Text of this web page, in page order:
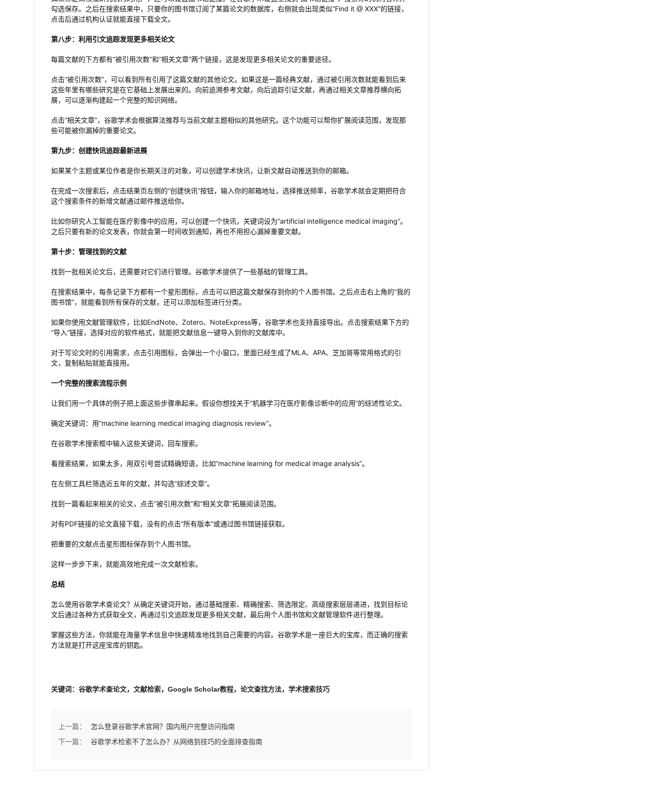
勾选保存。之后在搜索结果中，只要你的图书馆订阅了某篇论文的数据库，右侧就会出现类似“Find it @ XXX”的链接，
点击后通过机构认证就能直接下载全文。
第八步：利用引文追踪发现更多相关论文
每篇文献的下方都有“被引用次数”和“相关文章”两个链接，这是发现更多相关论文的重要途径。
点击“被引用次数”，可以看到所有引用了这篇文献的其他论文。如果这是一篇经典文献，通过被引用次数就能看到后来
这些年里有哪些研究是在它基础上发展出来的。向前追溯参考文献，向后追踪引证文献，再通过相关文章推荐横向拓
展，可以逐渐构建起一个完整的知识网络。
点击“相关文章”，谷歌学术会根据算法推荐与当前文献主题相似的其他研究。这个功能可以帮你扩展阅读范围，发现那
些可能被你漏掉的重要论文。
第九步：创建快讯追踪最新进展
如果某个主题或某位作者是你长期关注的对象，可以创建学术快讯，让新文献自动推送到你的邮箱。
在完成一次搜索后，点击结果页左侧的“创建快讯”按钮，输入你的邮箱地址，选择推送频率，谷歌学术就会定期把符合
这个搜索条件的新增文献通过邮件推送给你。
比如你研究人工智能在医疗影像中的应用，可以创建一个快讯，关键词设为“artificial intelligence medical imaging”。
之后只要有新的论文发表，你就会第一时间收到通知，再也不用担心漏掉重要文献。
第十步：管理找到的文献
找到一批相关论文后，还需要对它们进行管理。谷歌学术提供了一些基础的管理工具。
在搜索结果中，每条记录下方都有一个星形图标，点击可以把这篇文献保存到你的个人图书馆。之后点击右上角的“我的
图书馆”，就能看到所有保存的文献，还可以添加标签进行分类。
如果你使用文献管理软件，比如EndNote、Zotero、NoteExpress等，谷歌学术也支持直接导出。点击搜索结果下方的
“导入”链接，选择对应的软件格式，就能把文献信息一键导入到你的文献库中。
对于写论文时的引用需求，点击引用图标，会弹出一个小窗口，里面已经生成了MLA、APA、芝加哥等常用格式的引
文，复制粘贴就能直接用。
一个完整的搜索流程示例
让我们用一个具体的例子把上面这些步骤串起来。假设你想找关于“机器学习在医疗影像诊断中的应用”的综述性论文。
确定关键词：用“machine learning medical imaging diagnosis review”。
在谷歌学术搜索框中输入这些关键词，回车搜索。
看搜索结果，如果太多，用双引号尝试精确短语，比如“machine learning for medical image analysis”。
在左侧工具栏筛选近五年的文献，并勾选“综述文章”。
找到一篇看起来相关的论文，点击“被引用次数”和“相关文章”拓展阅读范围。
对有PDF链接的论文直接下载，没有的点击“所有版本”或通过图书馆链接获取。
把重要的文献点击星形图标保存到个人图书馆。
这样一步步下来，就能高效地完成一次文献检索。
总结
怎么使用谷歌学术查论文？从确定关键词开始，通过基础搜索、精确搜索、筛选限定、高级搜索层层递进，找到目标论
文后通过各种方式获取全文，再通过引文追踪发现更多相关文献，最后用个人图书馆和文献管理软件进行整理。
掌握这些方法，你就能在海量学术信息中快速精准地找到自己需要的内容。谷歌学术是一座巨大的宝库，而正确的搜索
方法就是打开这座宝库的钥匙。
关键词：谷歌学术查论文，文献检索，Google Scholar教程，论文查找方法，学术搜索技巧
上一篇：
怎么登录谷歌学术官网？国内用户完整访问指南
下一篇：
谷歌学术检索不了怎么办？从网络到技巧的全面排查指南